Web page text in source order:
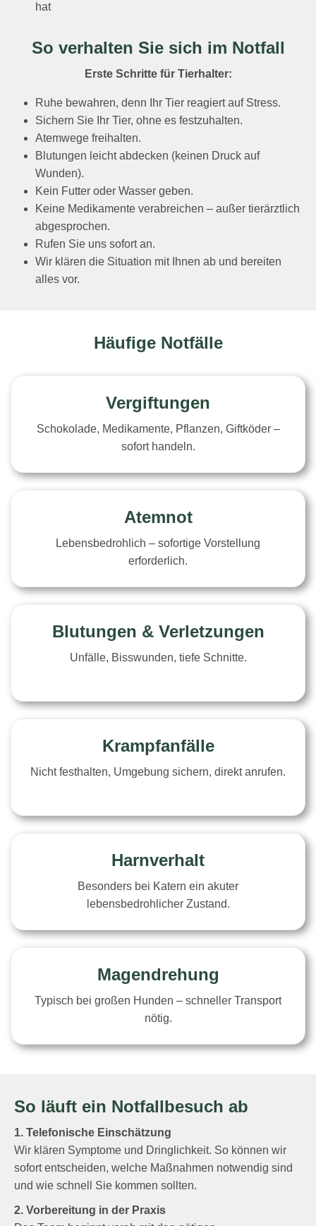
hat
So verhalten Sie sich im Notfall
Erste Schritte für Tierhalter:
Ruhe bewahren, denn Ihr Tier reagiert auf Stress.
Sichern Sie Ihr Tier, ohne es festzuhalten.
Atemwege freihalten.
Blutungen leicht abdecken (keinen Druck auf
Wunden).
Kein Futter oder Wasser geben.
Keine Medikamente verabreichen – außer tierärztlich
abgesprochen.
Rufen Sie uns sofort an.
Wir klären die Situation mit Ihnen ab und bereiten
alles vor.
Häufige Notfälle
Vergiftungen
Schokolade, Medikamente, Pflanzen, Giftköder –
sofort handeln.
Atemnot
Lebensbedrohlich – sofortige Vorstellung
erforderlich.
Blutungen & Verletzungen
Unfälle, Bisswunden, tiefe Schnitte.
Krampfanfälle
Nicht festhalten, Umgebung sichern, direkt anrufen.
Harnverhalt
Besonders bei Katern ein akuter
lebensbedrohlicher Zustand.
Magendrehung
Typisch bei großen Hunden – schneller Transport
nötig.
So läuft ein Notfallbesuch ab
1. Telefonische Einschätzung
Wir klären Symptome und Dringlichkeit. So können wir
sofort entscheiden, welche Maßnahmen notwendig sind
und wie schnell Sie kommen sollten.
2. Vorbereitung in der Praxis